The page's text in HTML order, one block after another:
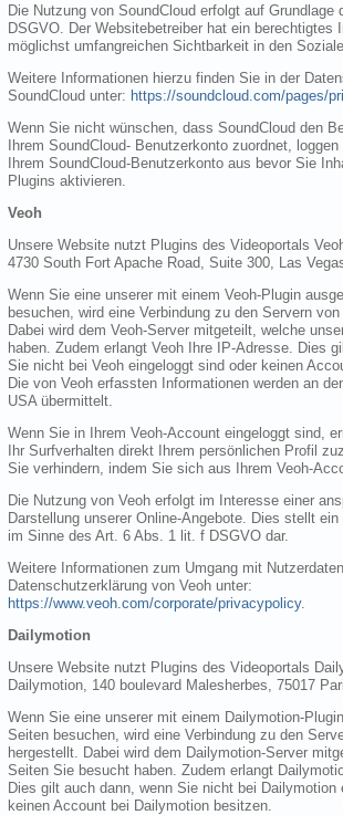
Die Nutzung von SoundCloud erfolgt auf
DSGVO. Der Websitebetreiber hat ein berechtigtes
möglichst umfangreichen Sichtbarkeit in den
Weitere Informationen hierzu finden Sie in der
SoundCloud unter: https://soundcloud.com/pages/
Wenn Sie nicht wünschen, dass SoundCloud den
Ihrem SoundCloud- Benutzerkonto zuordnet,
Ihrem SoundCloud-Benutzerkonto aus bevor Sie
Plugins aktivieren.
Veoh
Unsere Website nutzt Plugins des Videoportals
4730 South Fort Apache Road, Suite 300, Las
Wenn Sie eine unserer mit einem Veoh-Plugin
besuchen, wird eine Verbindung zu den Servern von
Dabei wird dem Veoh-Server mitgeteilt, welche
haben. Zudem erlangt Veoh Ihre IP-Adresse. Dies
Sie nicht bei Veoh eingeloggt sind oder keinen
Die von Veoh erfassten Informationen werden an
USA übermittelt.
Wenn Sie in Ihrem Veoh-Account eingeloggt sind,
Ihr Surfverhalten direkt Ihrem persönlichen Profil
Sie verhindern, indem Sie sich aus Ihrem Veoh-
Die Nutzung von Veoh erfolgt im Interesse einer
Darstellung unserer Online-Angebote. Dies stellt
im Sinne des Art. 6 Abs. 1 lit. f DSGVO dar.
Weitere Informationen zum Umgang mit
Datenschutzerklärung von Veoh unter:
https://www.veoh.com/corporate/privacypolicy.
Dailymotion
Unsere Website nutzt Plugins des Videoportals
Dailymotion, 140 boulevard Malesherbes, 75017
Wenn Sie eine unserer mit einem Dailymotion-
Seiten besuchen, wird eine Verbindung zu den
hergestellt. Dabei wird dem Dailymotion-Server
Seiten Sie besucht haben. Zudem erlangt
Dies gilt auch dann, wenn Sie nicht bei Dailymotion
keinen Account bei Dailymotion besitzen.